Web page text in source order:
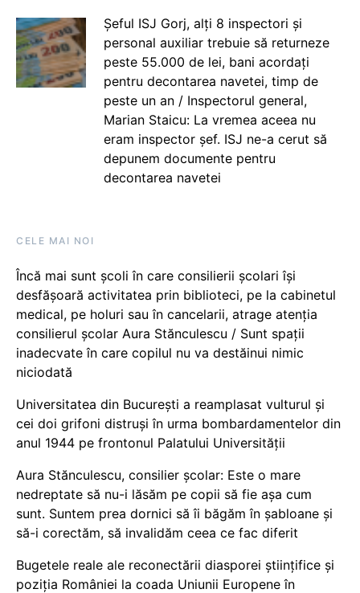
Șeful ISJ Gorj, alți 8 inspectori și
personal auxiliar trebuie să returneze
peste 55.000 de lei, bani acordați
pentru decontarea navetei, timp de
peste un an / Inspectorul general,
Marian Staicu: La vremea aceea nu
eram inspector șef. ISJ ne-a cerut să
depunem documente pentru
decontarea navetei
CELE MAI NOI
Încă mai sunt școli în care consilierii școlari își
desfășoară activitatea prin biblioteci, pe la cabinetul
medical, pe holuri sau în cancelarii, atrage atenția
consilierul școlar Aura Stănculescu / Sunt spații
inadecvate în care copilul nu va destăinui nimic
niciodată
Universitatea din București a reamplasat vulturul și
cei doi grifoni distruși în urma bombardamentelor din
anul 1944 pe frontonul Palatului Universității
Aura Stănculescu, consilier școlar: Este o mare
nedreptate să nu-i lăsăm pe copii să fie așa cum
sunt. Suntem prea dornici să îi băgăm în șabloane și
să-i corectăm, să invalidăm ceea ce fac diferit
Bugetele reale ale reconectării diasporei științifice și
poziția României la coada Uniunii Europene în